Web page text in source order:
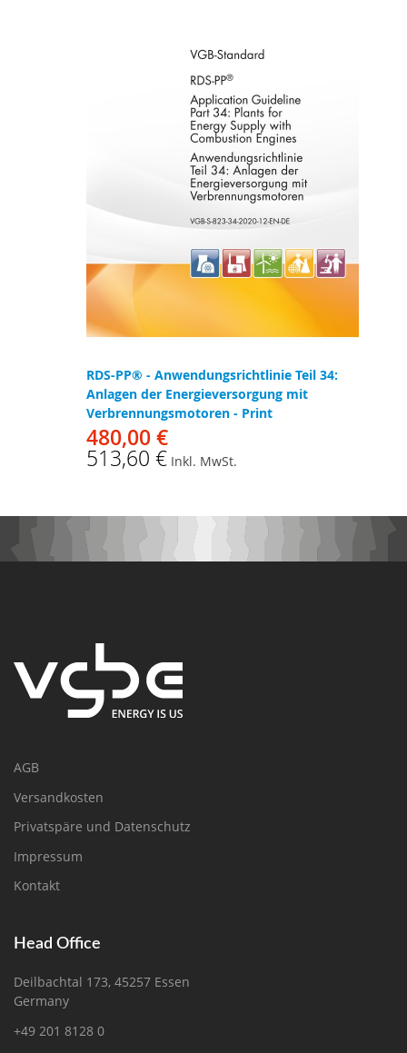
RDS-PP® - Anwendungsrichtlinie Teil 34:
Anlagen der Energieversorgung mit
Verbrennungsmotoren - Print
480,00 €
513,60 € Inkl. MwSt.
AGB
Versandkosten
Privatspäre und Datenschutz
Impressum
Kontakt
Head Office
Deilbachtal 173, 45257 Essen
Germany
+49 201 8128 0